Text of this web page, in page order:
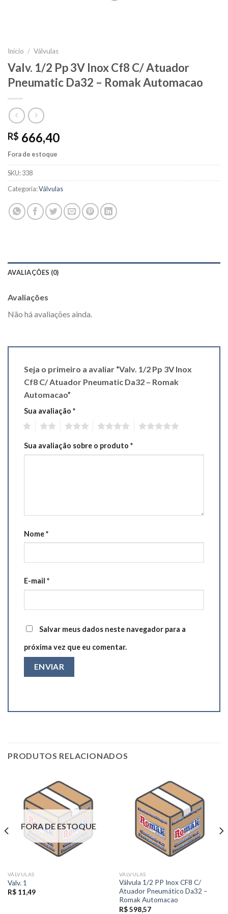
Início / Válvulas
Valv. 1/2 Pp 3V Inox Cf8 C/ Atuador
Pneumatic Da32 – Romak Automacao
R$ 666,40
Fora de estoque
SKU:338
Categoria:Válvulas
AVALIAÇÕES (0)
Avaliações
Não há avaliações ainda.
Seja o primeiro a avaliar “Valv. 1/2 Pp 3V Inox
Cf8 C/ Atuador Pneumatic Da32 – Romak
Automacao”
Sua avaliação *
Sua avaliação sobre o produto *
Nome*
E-mail *
Salvar meus dados neste navegador para a
próxima vez que eu comentar.
PRODUTOS RELACIONADOS
FORA DE ESTOQUE
VÁLVULAS
Valv. 1
R$11,49
VÁLVULAS
Válvula 1/2 PP Inox CF8 C/
Atuador Pneumático Da32 –
Romak Automacao
R$598,57